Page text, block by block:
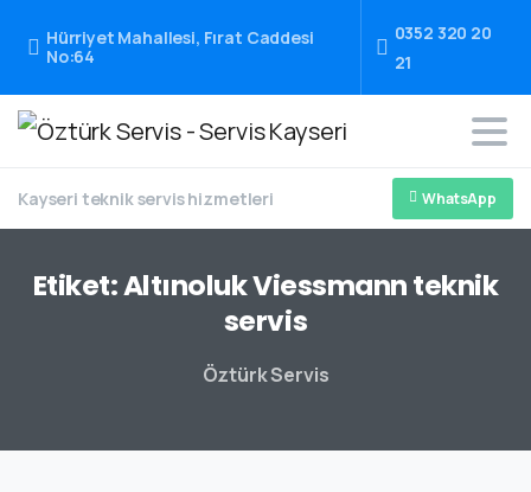
Hürriyet Mahallesi, Fırat Caddesi
No:64
0352 320 20
21
Kayseri teknik servis hizmetleri WhatsApp
Etiket:AltınolukViessmannteknik
servis
Öztürk Servis